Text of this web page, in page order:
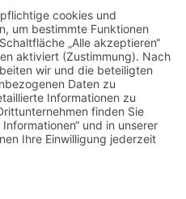
Cookie-Einstellungen